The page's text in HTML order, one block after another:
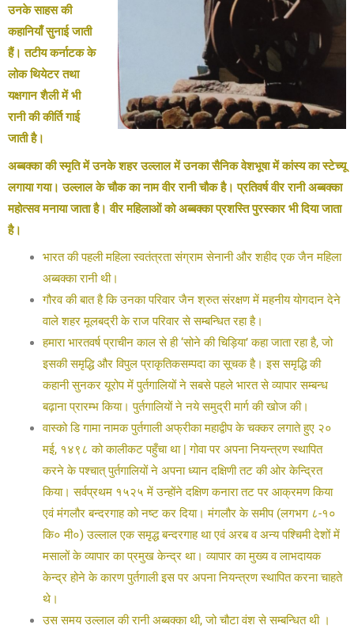
उनके साहस की
कहानियाँ सुनाई जाती
हैं। तटीय कर्नाटक के
लोक थियेटर तथा
यक्षगान शैली में भी
रानी की कीर्ति गाई
जाती है।
अब्बक्का की स्मृति में उनके शहर उल्लाल में उनका सैनिक वेशभूषा में कांस्य का स्टेच्यू
लगाया गया। उल्लाल के चौक का नाम वीर रानी चौक है। प्रतिवर्ष वीर रानी अब्बक्का
महोत्सव मनाया जाता है। वीर महिलाओं को अब्बक्का प्रशस्ति पुरस्कार भी दिया जाता
है।
भारत की पहली महिला स्वतंत्रता संग्राम सेनानी और शहीद एक जैन महिला
अब्बक्का रानी थी।
गौरव की बात है कि उनका परिवार जैन श्रुत संरक्षण में महनीय योगदान देने
वाले शहर मूलबद्री के राज परिवार से सम्बन्धित रहा है।
हमारा भारतवर्ष प्राचीन काल से ही ‘सोने की चिड़िया’ कहा जाता रहा है, जो
इसकी समृद्धि और विपुल प्राकृतिकसम्पदा का सूचक है। इस समृद्धि की
कहानी सुनकर यूरोप में पुर्तगालियों ने सबसे पहले भारत से व्यापार सम्बन्ध
बढ़ाना प्रारम्भ किया। पुर्तगालियों ने नये समुद्री मार्ग की खोज की।
वास्को डि गामा नामक पुर्तगाली अफ्रीका महाद्वीप के चक्कर लगाते हुए २०
मई, १४९८ को कालीकट पहुँचा था | गोवा पर अपना नियन्त्रण स्थापित
करने के पश्चात् पुर्तगालियों ने अपना ध्यान दक्षिणी तट की ओर केन्द्रित
किया। सर्वप्रथम १५२५ में उन्होंने दक्षिण कनारा तट पर आक्रमण किया
एवं मंगलौर बन्दरगाह को नष्ट कर दिया। मंगलौर के समीप (लगभग ८-१०
कि० मी०) उल्लाल एक समृद्ध बन्दरगाह था एवं अरब व अन्य पश्चिमी देशों में
मसालों के व्यापार का प्रमुख केन्द्र था। व्यापार का मुख्य व लाभदायक
केन्द्र होने के कारण पुर्तगाली इस पर अपना नियन्त्रण स्थापित करना चाहते
थे।
उस समय उल्लाल की रानी अब्बक्का थी, जो चौटा वंश से सम्बन्धित थी ।